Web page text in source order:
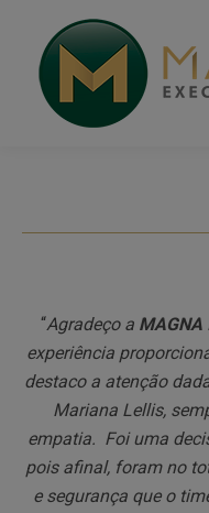
“Agradeço a MAGNA
experiência
destaco a atenção
Mariana Lellis,
empatia. Foi uma
pois afinal, foram no
e segurança que o